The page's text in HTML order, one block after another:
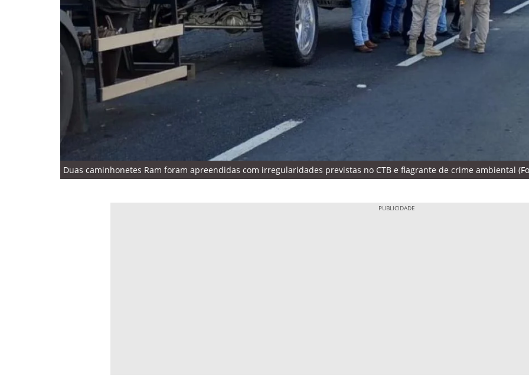
Duas caminhonetes Ram foram apreendidas com irregularidades previstas no CTB e flagrante de crime ambiental